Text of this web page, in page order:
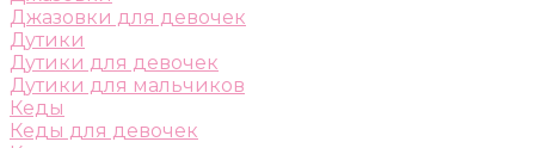
Джазовки для девочек
Дутики
Дутики для девочек
Дутики для мальчиков
Кеды
Кеды для девочек